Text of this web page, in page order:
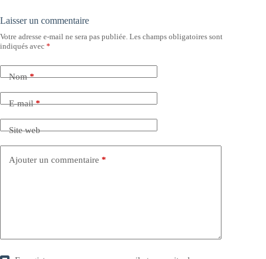
Laisser un commentaire
Votre adresse e-mail ne sera pas publiée. Les champs obligatoires sont
indiqués avec *
Nom*
E-mail*
Site web
Ajouter un commentaire *